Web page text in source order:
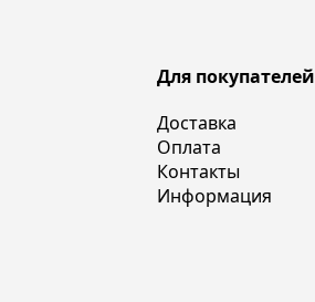
Для покупателей
Доставка
Оплата
Контакты
Информация